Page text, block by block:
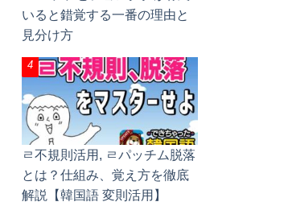
いると錯覚する一番の理由と
見分け方
ㄹ不規則活用, ㄹパッチム脱落
とは？仕組み、覚え方を徹底
解説【韓国語 変則活用】